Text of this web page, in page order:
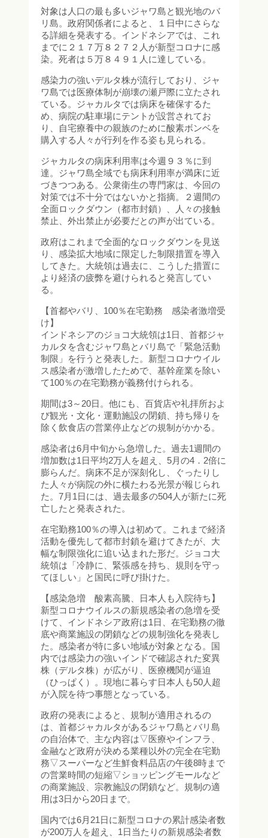
対象は人口の最も多いジャワ島と観光地のバ
リ島。政府関係者によると、１日中にさらな
る詳細を発表する。インドネシアでは、これ
までに２１７万８２７２人が新型コロナに感
染。死者は５万８４９１人に達している。
感染力の強いデルタ株が流行しており、ジャ
ワ島では医療体制が崩壊の瀬戸際に立たされ
ている。ジャカルタでは病床を確保するた
め、病院の駐車場にテントが設営されてお
り、自宅療養中の親族のために酸素ボンベを
購入する人々が行列を作る姿も見られる。
ジャカルタの病床利用率は今週９３％に到
達。ジャワ島全域でも病床利用率が満床に近
づきつつある。公衆衛生の専門家は、今回の
対策では不十分ではないかと指摘。２週間の
全面ロックダウン（都市封鎖）、人々の接触
禁止、外出禁止が必要だとの声が出ている。
政府はこれまで全面的なロックダウンを見送
り、感染拡大地域に限定した制限措置を導入
してきた。大統領は過去に、こうした措置に
より経済の疲弊を避けられると発言してい
る。
【首都やバリ、100％在宅勤務 感染者激増受
け】
インドネシアのジョコ大統領は1日、首都ジャ
カルタを含むジャワ島とバリ島で「緊急活動
制限」を行うと発表した。新型コロナウイル
ス感染者が激増したためで、基幹産業を除い
て100％の在宅勤務が義務付けられる。
期間は3～20日。他にも、百貨店や礼拝所およ
び観光・文化・運動施設の閉鎖、持ち帰りを
除く飲食店の営業停止などの規制がかかる。
感染者は6月中旬から急増した。過去1週間の
増加数は1日平均2万人を超え、5月の4．2倍に
膨らんだ。病床不足が深刻化し、ぐったりし
た人々が病院の外に横たわる光景が報じられ
た。7月1日には、過去最多の504人が新たに死
亡したと発表された。
在宅勤務100％の導入は初めて。これまで経済
活動を優先して都市封鎖を避けてきたが、大
幅な制限強化に追い込まれた形だ。ジョコ大
統領は「冷静に、緊張感を持ち、規則を守っ
てほしい」と国民に呼び掛けた。
【感染急増 酸素高騰、日本人も入院待ち】
新型コロナウイルスの新規感染者の急増を受
けて、インドネシア政府は1日、在宅勤務の徹
底や商業施設の閉鎖などの規制強化を発表し
た。感染者が特に多い地域が対象となる。国
内では感染力の強いインドで確認された変異
株（デルタ株）が広がり、医療機関が逼迫
（ひっぱく）。現地に暮らす日本人も50人超
が入院を待つ事態となっている。
政府の発表によると、規制が適用されるの
は、首都ジャカルタがあるジャワ島とバリ島
の自治体で、主な内容は▽医療やインフラ、
金融など政府が決める業種以外の完全在宅勤
務▽スーパーなど生鮮食料品店の午後8時まで
の営業時間の短縮▽ショッピングモールなど
の商業施設、宗教施設の閉鎖など。規制の適
用は3日から20日まで。
国内では6月21日に新型コロナの累計感染者数
が200万人を超え、1日当たりの新規感染者数